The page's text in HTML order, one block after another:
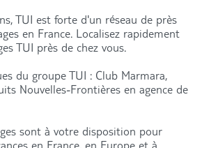
TUI est forte d'un réseau de près
en France. Localisez rapidement
TUI près de chez vous.
du groupe TUI : Club Marmara,
Nouvelles-Frontières en agence de
sont à votre disposition pour
en France, en Europe et à